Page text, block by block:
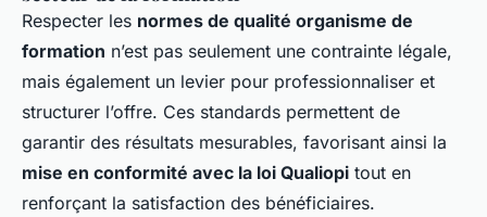
Respecter les normes de qualité organisme de
formation n’est pas seulement une contrainte légale,
mais également un levier pour professionnaliser et
structurer l’offre. Ces standards permettent de
garantir des résultats mesurables, favorisant ainsi la
mise en conformité avec la loi Qualiopi tout en
renforçant la satisfaction des bénéficiaires.